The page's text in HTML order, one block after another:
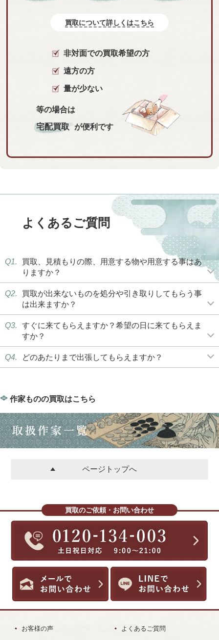
買取について詳しくはこちら
非対面での買取希望の方
遠方の方
量が少ない
等の場合は
宅配買取 が便利です
よくあるご質問
Q1.
買取、見積もりの際、用意する物や用意する事はあ
りますか？
Q2.
買取が出来ないものを処分や引き取りしてもらう事
は出来ますか？
Q3.
すぐに来てもらえますか？希望の日に来てもらえま
すか？
Q4. どのあたりまで出張してもらえますか？
作家ものの買取はこちら
ページトップへ
買取のご依頼・お問い合わせ
お客様の声 よくあるご質問